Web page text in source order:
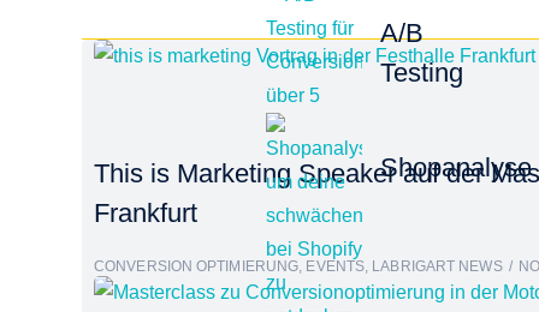
A/B
Testing
Shopanalyse
This is Marketing Speaker auf der
Frankfurt
CONVERSION OPTIMIERUNG EVENTS LABRIGART NEWS